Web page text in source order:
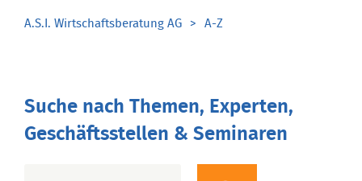
A.S.I. Wirtschaftsberatung AG A-Z
Suche nach Themen, Experten,
Geschäftsstellen & Seminaren